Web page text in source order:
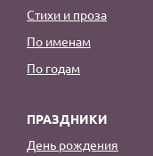
Стихи и проза
По именам
По годам
ПРАЗДНИКИ
День рождения